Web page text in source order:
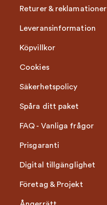
Returer & reklamationer
Leveransinformation
Köpvillkor
Cookies
Säkerhetspolicy
Spåra ditt paket
FAQ - Vanliga frågor
Prisgaranti
Digital tillgänglighet
Företag & Projekt